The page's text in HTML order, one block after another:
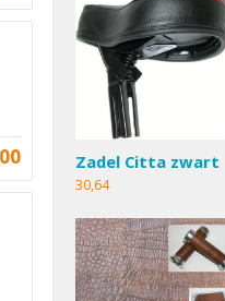
Zadel Citta zwart
30,64